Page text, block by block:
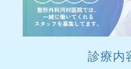
診療内